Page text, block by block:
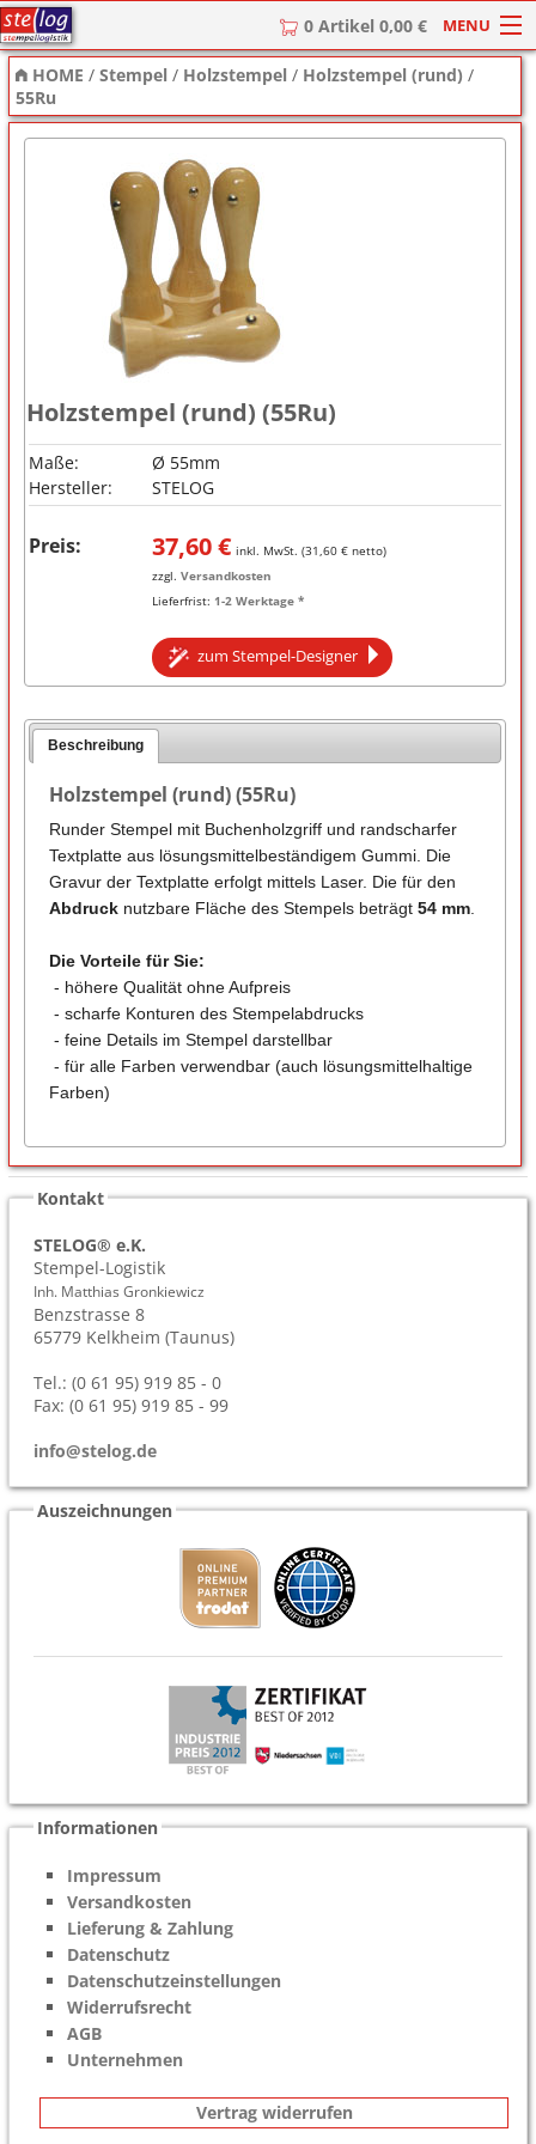
0 Artikel 0,00 € MENU
HOME
Stempel
Stempel-Textplatten
Stempelzubehör
HOME /Stempel / Holzstempel / Holzstempel (rund) /
55Ru
Holzstempel (rund) (55Ru)
Maße:
Ø 55mm
Hersteller:
STELOG
Preis: 37,60€ inkl. MwSt. (31,60€ netto)
zzgl. Versandkosten
Lieferfrist: 1-2 Werktage *
zum Stempel-Designer
Beschreibung
Holzstempel (rund) (55Ru)
Runder Stempel mit Buchenholzgriff und randscharfer
Textplatte aus lösungsmittelbeständigem Gummi. Die
Gravur der Textplatte erfolgt mittels Laser. Die für den
Abdrucknutzbare Fläche des Stempels beträgt 54 mm.
Die Vorteile für Sie:
- höhere Qualität ohne Aufpreis
- scharfe Konturen des Stempelabdrucks
- feine Details im Stempel darstellbar
- für alle Farben verwendbar (auch lösungsmittelhaltige
Farben)
Kontakt
STELOG® e.K.
Stempel-Logistik
Inh. Matthias Gronkiewicz
Benzstrasse 8
65779 Kelkheim (Taunus)
Tel.: (0 61 95) 919 85 - 0
Fax: (0 61 95) 919 85 - 99
info@stelog.de
Auszeichnungen
Informationen
Impressum
Versandkosten
Lieferung & Zahlung
Datenschutz
Datenschutzeinstellungen
Widerrufsrecht
AGB
Unternehmen
Vertrag widerrufen